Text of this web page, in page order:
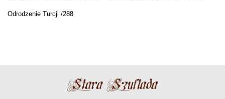
Odrodzenie Turcji /288